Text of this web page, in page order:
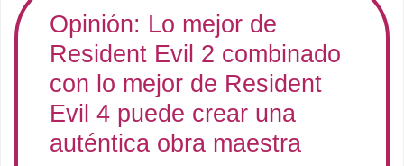
Opinión: Lo mejor de
Resident Evil 2 combinado
con lo mejor de Resident
Evil 4 puede crear una
auténtica obra maestra